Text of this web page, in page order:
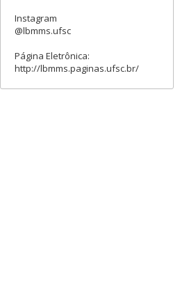
Instagram
@lbmms.ufsc
Página Eletrônica:
http://lbmms.paginas.ufsc.br/